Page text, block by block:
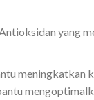
yang
meningkatkan